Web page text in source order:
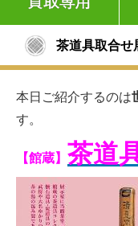
茶道具取合せ
本日ご紹介するのは
す。
【館蔵】 茶道